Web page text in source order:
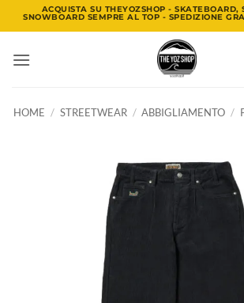
ai
ACQUISTA SU THEYOZSHOP - SKATEBOARD,
SNOWBOARD SEMPRE AL TOP - SPEDIZIONE
HOME / STREETWEAR / ABBIGLIAMENTO /